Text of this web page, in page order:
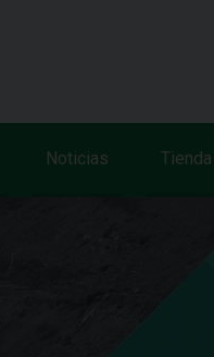
Noticias Tienda